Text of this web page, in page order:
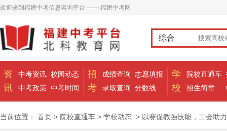
欢迎来到福建中考信息咨询平台 —— 福建中考网
综合
资
讯
中考资讯
中考政策
校园动态
中考时间
招
考
成绩查询
录取查询
志愿填报
分数线
学
校
院校直通车
招生简章
当前位置： 首页 > 院校直通车 > 学校动态 > 以赛促教强技能，工会助